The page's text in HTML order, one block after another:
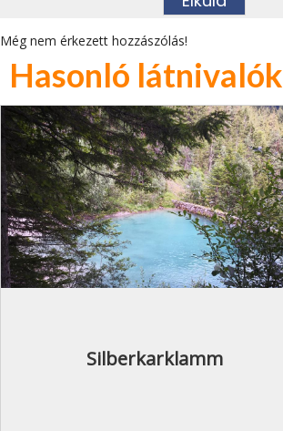
Még nem érkezett hozzászólás!
Hasonló látnivalók
Silberkarklamm